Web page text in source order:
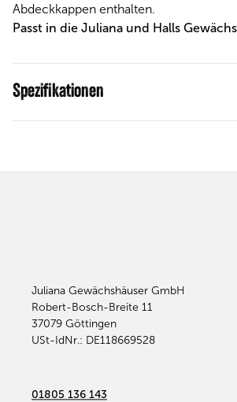
Abdeckkappen enthalten.
Passt in die Juliana und Halls
Spezifikationen
Juliana Gewächshäuser GmbH
Robert-Bosch-Breite 11
37079 Göttingen
USt-IdNr.: DE118669528
01805 136 143